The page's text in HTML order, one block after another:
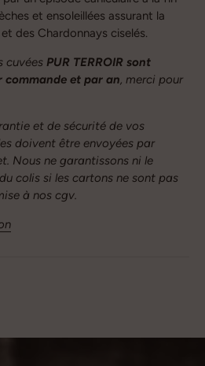
et ensoleillées assurant la
des Chardonnays ciselés.
cuvées PUR TERROIR sont
commande et par an, merci pour
et de sécurité de vos
doivent être envoyées par
Nous ne garantissons ni le
colis si les cartons ne sont pas
à nos cgv.